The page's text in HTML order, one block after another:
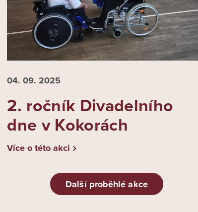
04. 09.2025
2. ročník Divadelního
dne v Kokorách
Více o této akci
Další proběhlé akce